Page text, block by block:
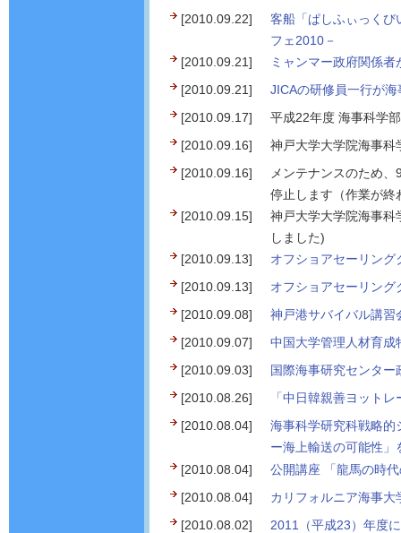
[2010.09.22]
客船「ぱしふぃっくび
フェ2010－
[2010.09.21]
ミャンマー政府関係
[2010.09.21]
JICAの研修員一行が
[2010.09.17]
平成22年度 海事科学
[2010.09.16]
神戸大学大学院海事科
[2010.09.16]
メンテナンスのため
停止します（作業が終
[2010.09.15]
神戸大学大学院海事科
しました)
[2010.09.13]
オフショアセーリン
[2010.09.13]
オフショアセーリン
[2010.09.08]
神戸港サバイバル講
[2010.09.07]
中国大学管理人材育
[2010.09.03]
国際海事研究センタ
[2010.08.26]
「中日韓親善ヨット
[2010.08.04]
海事科学研究科戦略的
ー海上輸送の可能性
[2010.08.04]
公開講座 「龍馬の時
[2010.08.04]
カリフォルニア海事
[2010.08.02]
2011（平成23）年度